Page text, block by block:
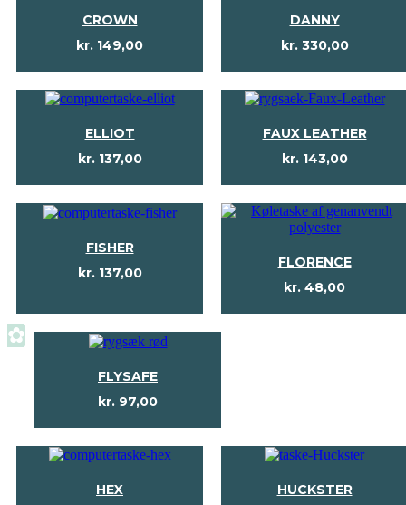
CROWN
kr. 149,00
DANNY
kr.330,00
ELLIOT
kr.137,00
FAUX LEATHER
kr.143,00
FISHER
kr.137,00
FLORENCE
kr. 48,00
✿
FLYSAFE
kr. 97,00
HEX
HUCKSTER